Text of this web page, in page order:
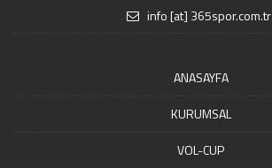
info [at] 365spor.com.tr
ANASAYFA
KURUMSAL
VOL-CUP